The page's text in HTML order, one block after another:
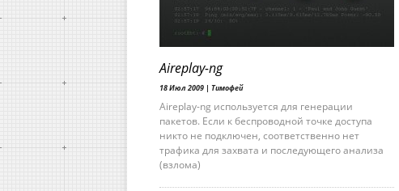
Aireplay-ng
18 Июл 2009 | Тимофей
Aireplay-ng используется для генерации
пакетов. Если к беспроводной точке доступа
никто не подключен, соответственно нет
трафика для захвата и последующего анализа
(взлома)